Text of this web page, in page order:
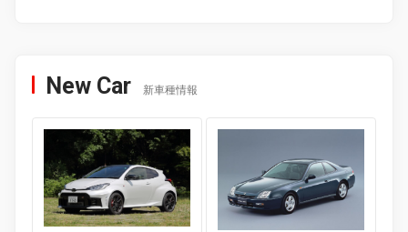
New Car 新車種情報